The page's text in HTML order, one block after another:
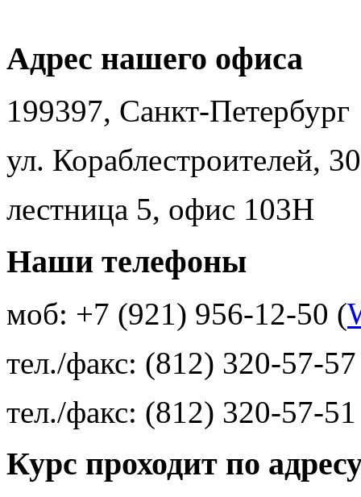
Адрес нашего офиса
199397, Санкт-Петербург
ул. Кораблестроителей, 30
лестница 5, офис 103Н
Наши телефоны
моб: +7 (921) 956-12-50 (
тел./факс: (812) 320-57-57
тел./факс: (812) 320-57-51
Курс проходит по